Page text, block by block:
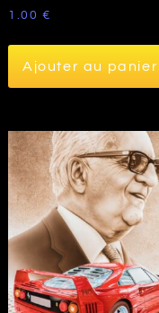
1.00 €
Ajouter au panier